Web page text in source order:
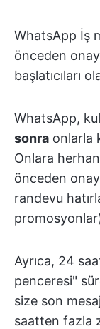
WhatsApp İş
önceden
başlatıcıları
WhatsApp,
sonra onlarla
Onlara
önceden
randevu
Ayrıca, 24
penceresi"
size son
saatten fazla